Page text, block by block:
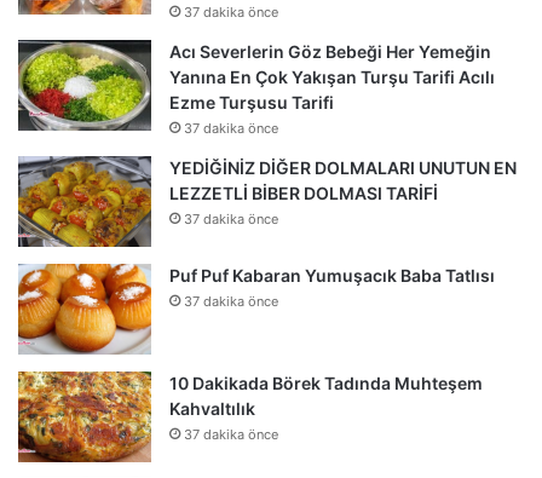
37 dakika önce
Acı Severlerin Göz Bebeği Her Yemeğin
Yanına En Çok Yakışan Turşu Tarifi Acılı
Ezme Turşusu Tarifi
37 dakika önce
YEDİĞİNİZ DİĞER DOLMALARI UNUTUN EN
LEZZETLİ BİBER DOLMASI TARİFİ
37 dakika önce
Puf Puf Kabaran Yumuşacık Baba Tatlısı
37 dakika önce
10 Dakikada Börek Tadında Muhteşem
Kahvaltılık
37 dakika önce